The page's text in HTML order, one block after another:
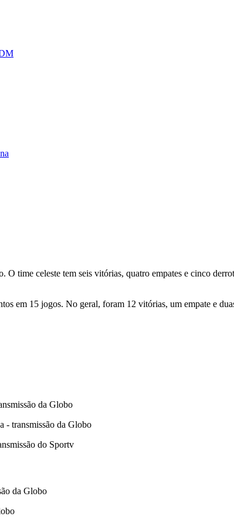
time celeste tem seis vitórias, quatro empates e cinco
em 15 jogos. No geral, foram 12 vitórias, um empate e
da Globo
- transmissão da Globo
do Sportv
da Globo